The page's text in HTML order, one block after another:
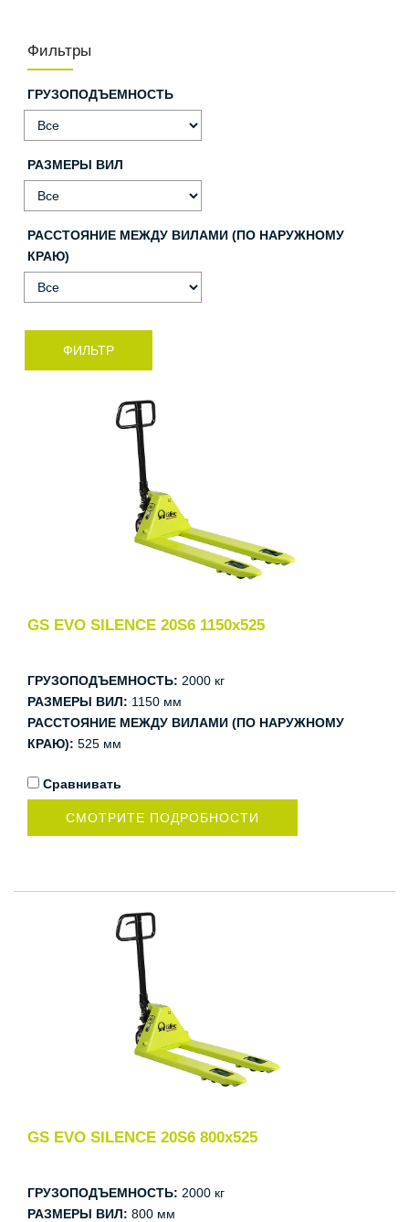
Фильтры
ГРУЗОПОДЪЕМНОСТЬ
РАЗМЕРЫ ВИЛ
РАССТОЯНИЕ МЕЖДУ ВИЛАМИ (ПО НАРУЖНОМУ
КРАЮ)
GS EVO SILENCE 20S6 1150x525
ГРУЗОПОДЪЕМНОСТЬ: 2000 кг
РАЗМЕРЫ ВИЛ: 1150 мм
РАССТОЯНИЕ МЕЖДУ ВИЛАМИ (ПО НАРУЖНОМУ
КРАЮ): 525 мм
Сравнивать
СМОТРИТЕ ПОДРОБНОСТИ
GS EVO SILENCE 20S6 800x525
ГРУЗОПОДЪЕМНОСТЬ: 2000 кг
РАЗМЕРЫ ВИЛ: 800 мм